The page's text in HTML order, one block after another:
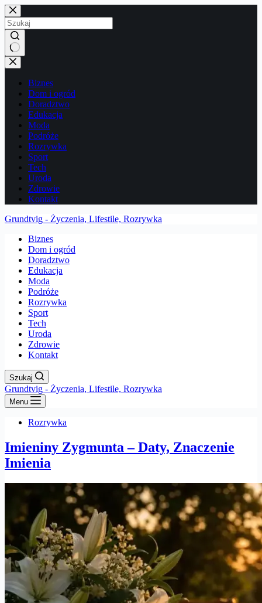
Przejdź
do
treści
Brak
wyników
Biznes
Dom i ogród
Doradztwo
Edukacja
Moda
Podróże
Rozrywka
Sport
Tech
Uroda
Zdrowie
Kontakt
Grundtvig - Życzenia, Lifestile, Rozrywka
Biznes
Dom i ogród
Doradztwo
Edukacja
Moda
Podróże
Rozrywka
Sport
Tech
Uroda
Zdrowie
Kontakt
Szukaj
Grundtvig - Życzenia, Lifestile, Rozrywka
Menu
Rozrywka
Imieniny Zygmunta – Daty, Znaczenie
Imienia